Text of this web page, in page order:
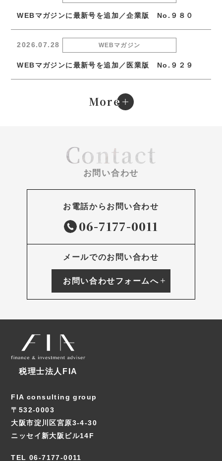
WEBマガジンに最新号を追加／企業版 No.９８０
2026.07.28 WEBマガジン
WEBマガジンに最新号を追加／医業版 No.９２９
More
e
Contact
お問い合わせ
お電話からお問い合わせ
06-7177-0011
メールでのお問い合わせ
お問い合わせフォームへ
税理士法人FIA
FIA consulting group
〒532-0003
大阪市淀川区宮原3-4-30
ニッセイ新大阪ビル14F
TEL 06-7177-0011